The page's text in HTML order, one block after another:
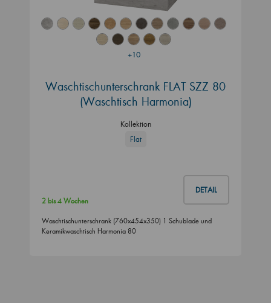
+10
Waschtischunterschrank FLAT SZZ 80
(Waschtisch Harmonia)
Kollektion
Flat
DETAIL
2 bis 4 Wochen
Waschtischunterschrank (760x454x350) 1 Schublade und
Keramikwaschtisch Harmonia 80